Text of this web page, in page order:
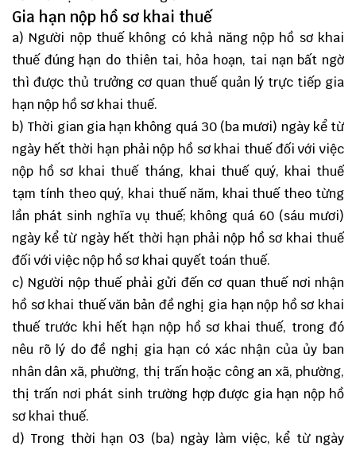
Gia hạn nộp hồ sơ khai thuế
a) Người nộp thuế không có khả năng nộp hồ sơ khai
thuế đúng hạn do thiên tai, hỏa hoạn, tai nạn bất ngờ
thì được thủ trưởng cơ quan thuế quản lý trực tiếp gia
hạn nộp hồ sơ khai thuế.
b) Thời gian gia hạn không quá 30 (ba mươi) ngày kể từ
ngày hết thời hạn phải nộp hồ sơ khai thuế đối với việc
nộp hồ sơ khai thuế tháng, khai thuế quý, khai thuế
tạm tính theo quý, khai thuế năm, khai thuế theo từng
lần phát sinh nghĩa vụ thuế; không quá 60 (sáu mươi)
ngày kể từ ngày hết thời hạn phải nộp hồ sơ khai thuế
đối với việc nộp hồ sơ khai quyết toán thuế.
c) Người nộp thuế phải gửi đến cơ quan thuế nơi nhận
hồ sơ khai thuế văn bản đề nghị gia hạn nộp hồ sơ khai
thuế trước khi hết hạn nộp hồ sơ khai thuế, trong đó
nêu rõ lý do đề nghị gia hạn có xác nhận của ủy ban
nhân dân xã, phường, thị trấn hoặc công an xã, phường,
thị trấn nơi phát sinh trường hợp được gia hạn nộp hồ
sơ khai thuế.
d) Trong thời hạn 03 (ba) ngày làm việc, kể từ ngày